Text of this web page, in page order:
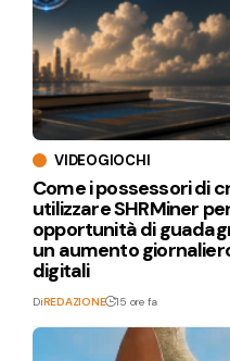
VIDEOGIOCHI
Come i possessori di
utilizzare SHRMiner
opportunità di
un aumento
digitali
DiREDAZIONE 15 ore fa